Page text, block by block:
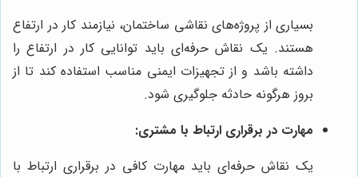
بسیاری از پروژه‌های نقاشی ساختمان، نیازمند کار در ارتفاع
هستند. یک نقاش حرفه‌ای باید توانایی کار در ارتفاع را
داشته باشد و از تجهیزات ایمنی مناسب استفاده کند تا از
بروز هرگونه حادثه جلوگیری شود.
مهارت در برقراری ارتباط با مشتری:
یک نقاش حرفه‌ای باید مهارت کافی در برقراری ارتباط با